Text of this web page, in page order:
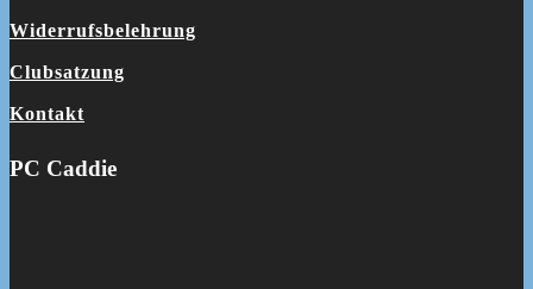
Widerrufsbelehrung
Clubsatzung
Kontakt
PC Caddie